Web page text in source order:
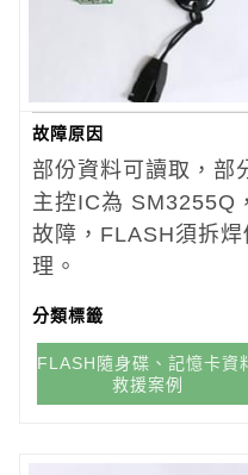
故障原因
部份資料可讀取，部
主控IC為 SM3255Q
故障，FLASH須拆
理。
分類標籤
FLASH隨身碟、記憶卡資
救援案例